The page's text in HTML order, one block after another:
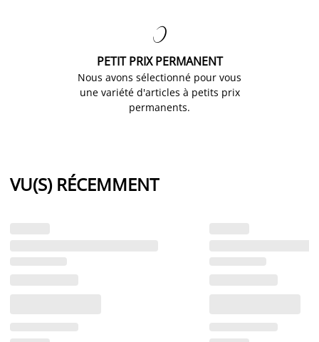

PETIT PRIX PERMANENT
Nous avons sélectionné pour vous
une variété d'articles à petits prix
permanents.
VU(S) RÉCEMMENT